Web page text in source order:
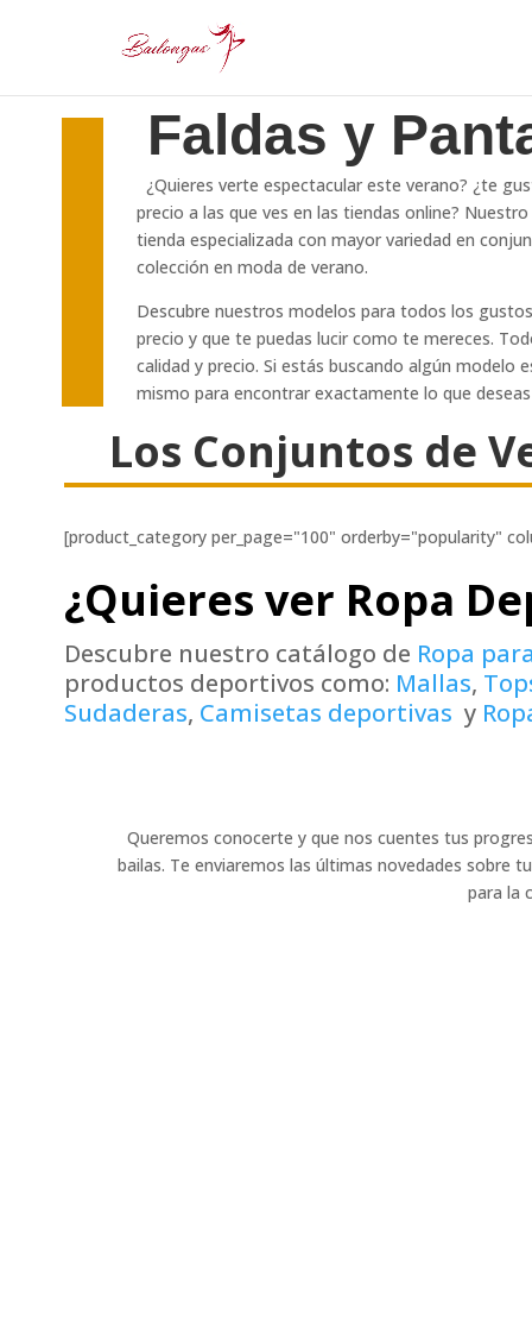
Faldas y
¿Quieres verte espectacular este verano? ¿te
precio a las que ves en las tiendas online?
tienda especializada con mayor variedad en
colección en moda de verano.
Descubre nuestros modelos para todos los
precio y que te puedas lucir como te mereces.
calidad y precio. Si estás buscando algún modelo
mismo para encontrar exactamente lo que
Los Conjuntos de
[product_category per_page="100" orderby="popularity"
¿Quieres ver Ropa
Descubre nuestro catálogo de Ropa
productos deportivos como: Mallas,
Sudaderas, Camisetas deportivas y
Queremos conocerte y que nos cuentes tus
bailas. Te enviaremos las últimas novedades sobre
para la